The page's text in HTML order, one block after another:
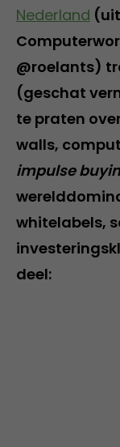
Nederland
@roelants)
(geschat
te praten
walls,
impulse
whitelabels,
deel: